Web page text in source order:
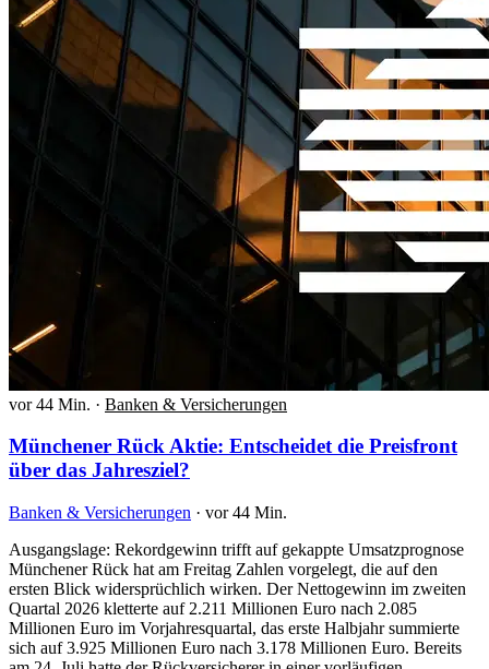
vor 44 Min. · Banken & Versicherungen
Münchener Rück Aktie: Entscheidet die Preisfront
über das Jahresziel?
Banken & Versicherungen · vor 44 Min.
Ausgangslage: Rekordgewinn trifft auf gekappte Umsatzprognose
Münchener Rück hat am Freitag Zahlen vorgelegt, die auf den
ersten Blick widersprüchlich wirken. Der Nettogewinn im zweiten
Quartal 2026 kletterte auf 2.211 Millionen Euro nach 2.085
Millionen Euro im Vorjahresquartal, das erste Halbjahr summierte
sich auf 3.925 Millionen Euro nach 3.178 Millionen Euro. Bereits